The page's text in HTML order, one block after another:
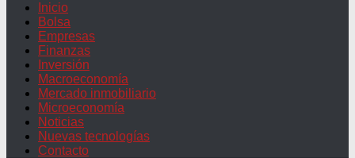
Inicio
Bolsa
Empresas
Finanzas
Inversión
Macroeconomía
Mercado inmobiliario
Microeconomía
Noticias
Nuevas tecnologías
Contacto